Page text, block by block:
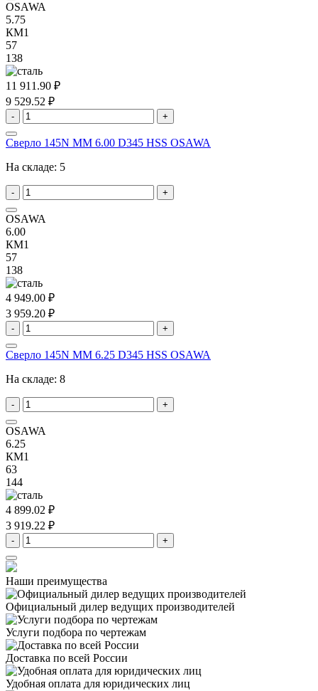
OSAWA
5.75
КМ1
57
138
11 911.90 ₽
9 529.52 ₽
- +
Сверло 145N MM 6.00 D345 HSS OSAWA
На складе: 5
- +
OSAWA
6.00
КМ1
57
138
4 949.00 ₽
3 959.20 ₽
- +
Сверло 145N MM 6.25 D345 HSS OSAWA
На складе: 8
- +
OSAWA
6.25
КМ1
63
144
4 899.02 ₽
3 919.22 ₽
- +
Наши преимущества
Официальный дилер ведущих производителей
Услуги подбора по чертежам
Доставка по всей России
Удобная оплата для юридических лиц